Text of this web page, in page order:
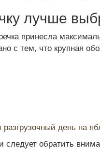
лучше
принесла
с тем, что крупная
разгрузочный день на
следует обратить